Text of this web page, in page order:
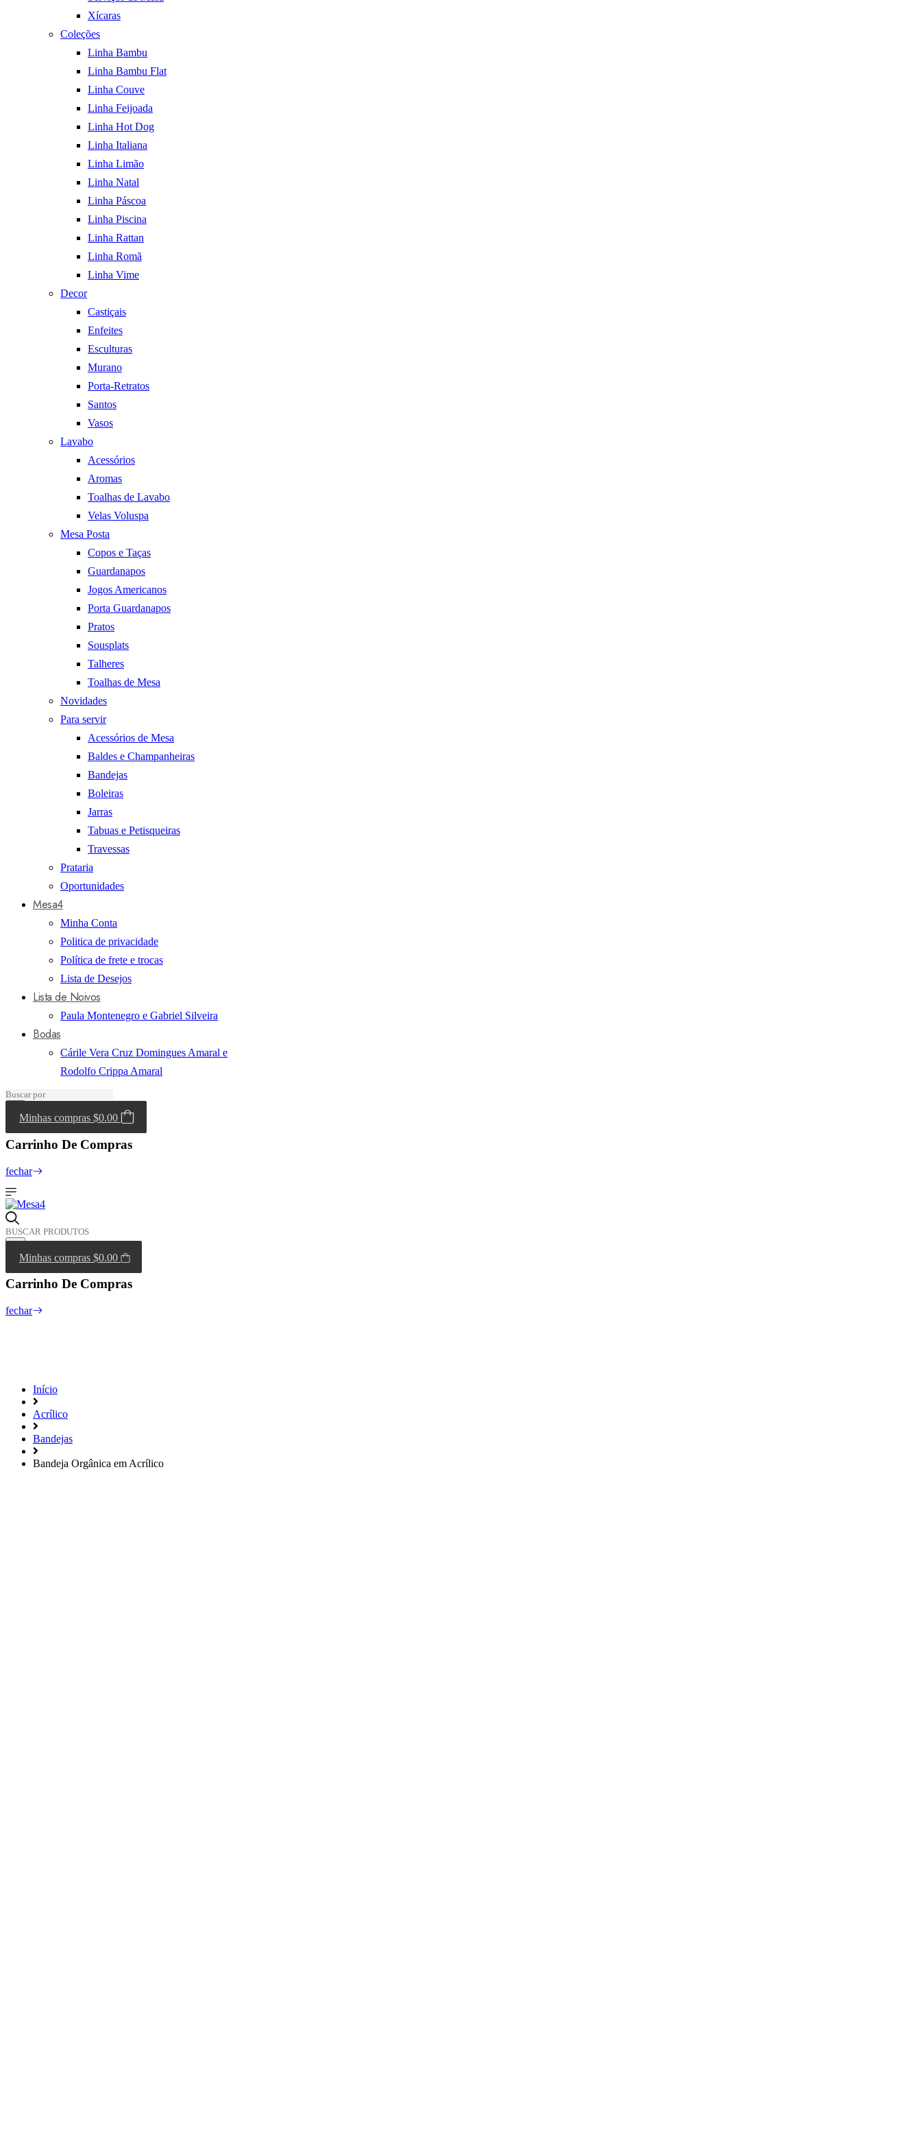
Xícaras
Coleções
Linha Bambu
Linha Bambu Flat
Linha Couve
Linha Feijoada
Linha Hot Dog
Linha Italiana
Linha Limão
Linha Natal
Linha Páscoa
Linha Piscina
Linha Rattan
Linha Romã
Linha Vime
Decor
Castiçais
Enfeites
Esculturas
Murano
Porta-Retratos
Santos
Vasos
Lavabo
Acessórios
Aromas
Toalhas de Lavabo
Velas Voluspa
Mesa Posta
Copos e Taças
Guardanapos
Jogos Americanos
Porta Guardanapos
Pratos
Sousplats
Talheres
Toalhas de Mesa
Novidades
Para servir
Acessórios de Mesa
Baldes e Champanheiras
Bandejas
Boleiras
Jarras
Tabuas e Petisqueiras
Travessas
Prataria
Oportunidades
Mesa4
Minha Conta
Politica de privacidade
Política de frete e trocas
Lista de Desejos
Lista de Noivos
Paula Montenegro e Gabriel Silveira
Bodas
Cárile Vera Cruz Domingues Amaral e
Rodolfo Crippa Amaral
Minhas compras $0.00
Carrinho De Compras
fechar
Minhas compras $0.00
Carrinho De Compras
fechar
Início
Acrílico
Bandejas
Bandeja Orgânica em Acrílico